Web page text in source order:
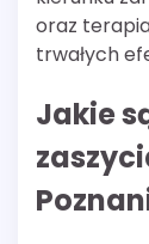
oraz
trwałych
Jakie